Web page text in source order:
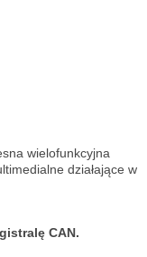
wielofunkcyjna
działające w
CAN.